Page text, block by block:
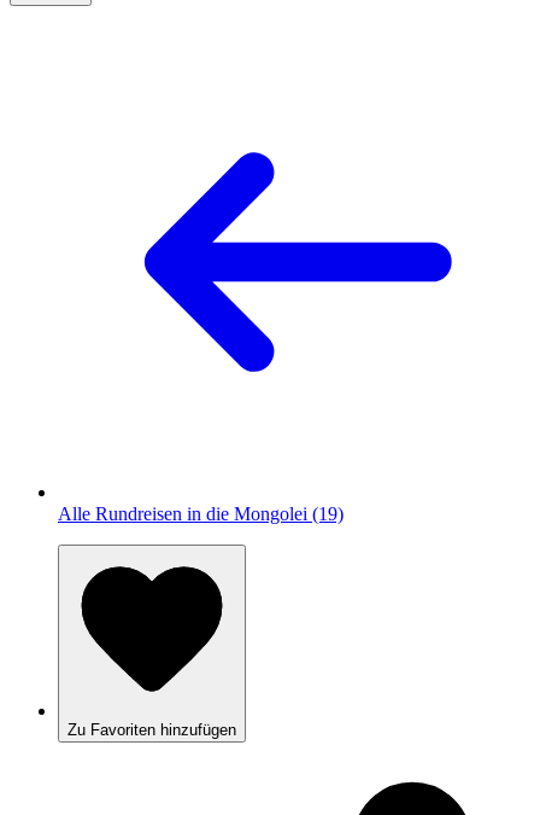
Alle Rundreisen in die Mongolei (19)
Zu Favoriten hinzufügen